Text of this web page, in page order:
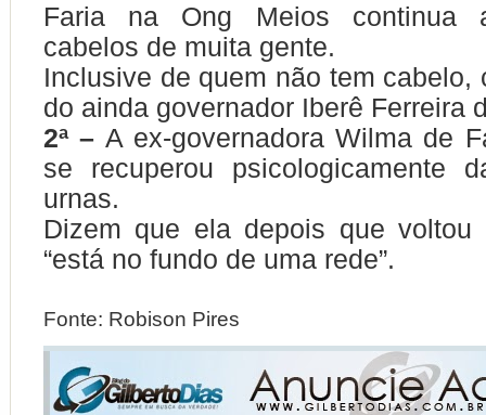
Faria na Ong Meios continua
cabelos de muita gente.
Inclusive de quem não tem cabelo,
do ainda governador Iberê Ferreira
2ª – A ex-governadora Wilma de
se recuperou psicologicamente
urnas.
Dizem que ela depois que voltou
“está no fundo de uma rede”.
Fonte: Robison Pires